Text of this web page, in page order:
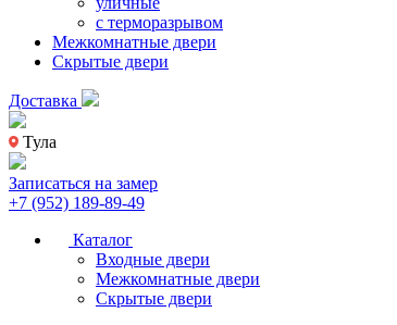
с терморазрывом
Межкомнатные двери
Скрытые двери
Доставка
Тула
Записаться на замер
+7 (952) 189-89-49
Каталог
Входные двери
Межкомнатные двери
Скрытые двери